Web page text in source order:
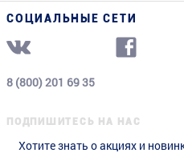
СОЦИАЛЬНЫЕ СЕТИ
8 (800) 201 69 35
ПОДПИШИТЕСЬ НА НАС
Хотите знать о акциях и